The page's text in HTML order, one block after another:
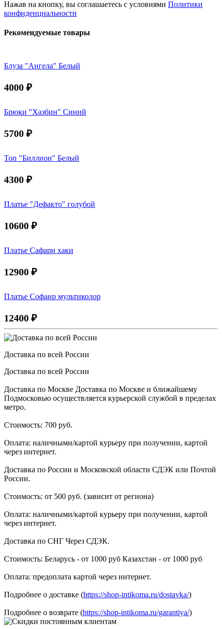
Нажав на кнопку, вы соглашаетесь с условиями Политики
конфиденциальности
Рекомендуемые товары
Блуза "Ангела" Белый
4000 ₽
Брюки "Хазбин" Синий
5700 ₽
Топ "Биллион" Белый
4300 ₽
Платье "Дефакто" голубой
10600 ₽
Платье Сафари хаки
12900 ₽
Платье Софаир мультиколор
12400 ₽
Доставка по всей России
Доставка по всей России
Доставка по Москве Доставка по Москве и ближайшему
Подмосковью осуществляется курьерской службой в пределах
метро.
Стоимость: 700 руб.
Оплата: наличными/картой курьеру при получении, картой
через интернет.
Доставка по России и Московской области СДЭК или Почтой
России.
Стоимость: от 500 руб. (зависит от региона)
Оплата: наличными/картой курьеру при получении, картой
через интернет.
Доставка по СНГ Через СДЭК.
Стоимость: Беларусь - от 1000 руб Казахстан - от 1000 руб
Оплата: предоплата картой через интернет.
Подробнее о доставке (https://shop-intikoma.ru/dostavka/)
Подробнее о возврате (https://shop-intikoma.ru/garantiya/)